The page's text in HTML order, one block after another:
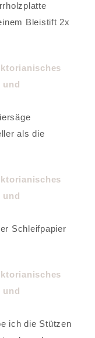
Bleistift 2x
als die
Schleifpapier
ich die Stützen